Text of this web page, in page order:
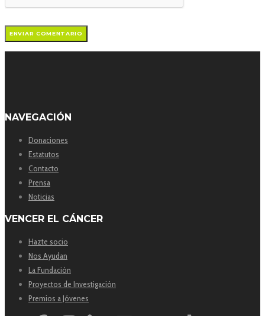
NAVEGACIÓN
Donaciones
Estatutos
Contacto
Prensa
Noticias
VENCER EL CÁNCER
Hazte socio
Nos Ayudan
La Fundación
Proyectos de Investigación
Premios a Jóvenes